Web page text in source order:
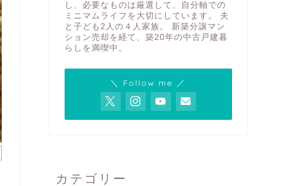
し、必要なものは厳選して、自分軸での
ミニマムライフを大切にしています。 夫
と子ども2人の４人家族。 新築分譲マン
ション売却を経て、築20年の中古戸建暮
らしを満喫中。
＼ Follow me ／
カテゴリー